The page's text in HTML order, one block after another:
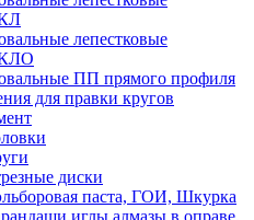
лепестковые
КЛО
ПП прямого профиля
для правки кругов
диски
паста, ГОИ, Шкурка
в оправе,